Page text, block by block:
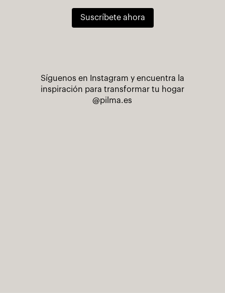
Suscríbete ahora
Síguenos en Instagram y encuentra la
inspiración para transformar tu hogar
@pilma.es